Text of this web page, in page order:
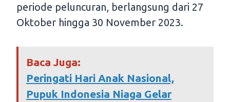
periode peluncuran, berlangsung dari 27
Oktober hingga 30 November 2023.
Baca Juga:
Peringati Hari Anak Nasional,
Pupuk Indonesia Niaga Gelar